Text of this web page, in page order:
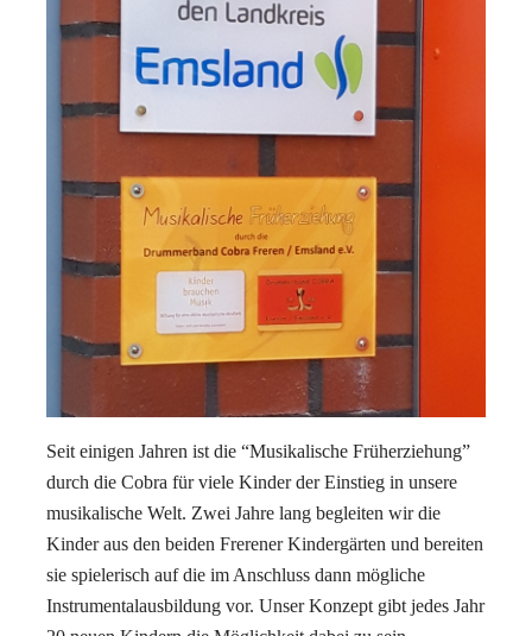
Seit einigen Jahren ist die “Musikalische Früherziehung”
durch die Cobra für viele Kinder der Einstieg in unsere
musikalische Welt. Zwei Jahre lang begleiten wir die
Kinder aus den beiden Frerener Kindergärten und bereiten
sie spielerisch auf die im Anschluss dann mögliche
Instrumentalausbildung vor. Unser Konzept gibt jedes Jahr